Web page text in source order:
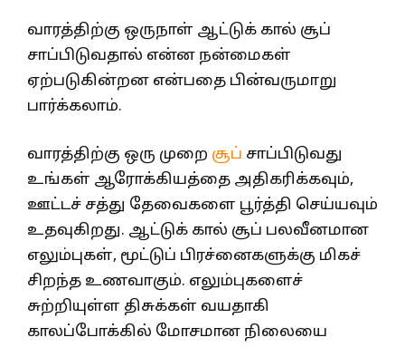
வாரத்திற்கு ஒருநாள் ஆட்டுக் கால் சூப்
சாப்பிடுவதால் என்ன நன்மைகள்
ஏற்படுகின்றன என்பதை பின்வருமாறு
பார்க்கலாம்.
வாரத்திற்கு ஒரு முறை சூப் சாப்பிடுவது
உங்கள் ஆரோக்கியத்தை அதிகரிக்கவும்,
ஊட்டச் சத்து தேவைகளை பூர்த்தி செய்யவும்
உதவுகிறது. ஆட்டுக் கால் சூப் பலவீனமான
எலும்புகள், மூட்டுப் பிரச்னைகளுக்கு மிகச்
சிறந்த உணவாகும். எலும்புகளைச்
சுற்றியுள்ள திசுக்கள் வயதாகி
காலப்போக்கில் மோசமான நிலையை